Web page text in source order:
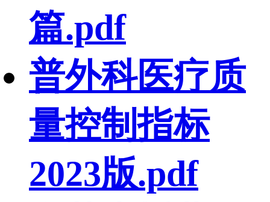
篇.pdf
普外科医疗质
量控制指标
2023版.pdf